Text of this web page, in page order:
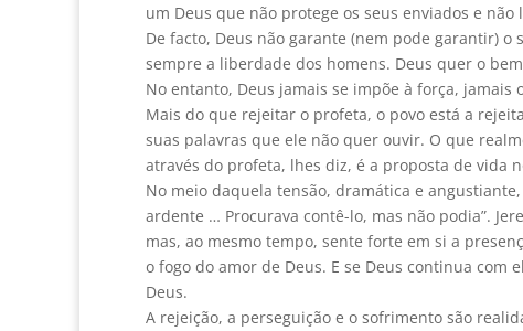
um Deus que não protege os seus enviados e não
De facto, Deus não garante (nem pode garantir)
sempre a liberdade dos homens. Deus quer o
No entanto, Deus jamais se impõe à força, jamais
Mais do que rejeitar o profeta, o povo está a
suas palavras que ele não quer ouvir. O que
através do profeta, lhes diz, é a proposta de vida
No meio daquela tensão, dramática e
ardente … Procurava contê-lo, mas não podia”.
mas, ao mesmo tempo, sente forte em si a
o fogo do amor de Deus. E se Deus continua com
Deus.
A rejeição, a perseguição e o sofrimento são